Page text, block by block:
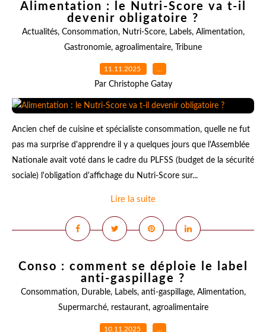
Alimentation : le Nutri-Score va t-il
devenir obligatoire ?
Actualités, Consommation, Nutri-Score, Labels, Alimentation,
Gastronomie, agroalimentaire, Tribune
11.11.2025 …
Par Christophe Gatay
Ancien chef de cuisine et spécialiste consommation, quelle ne fut
pas ma surprise d'apprendre il y a quelques jours que l'Assemblée
Nationale avait voté dans le cadre du PLFSS (budget de la sécurité
sociale) l'obligation d'affichage du Nutri-Score sur...
Lire la suite
Conso : comment se déploie le label
anti-gaspillage ?
Consommation, Durable, Labels, anti-gaspillage, Alimentation,
Supermarché, restaurant, agroalimentaire
10.11.2025 …